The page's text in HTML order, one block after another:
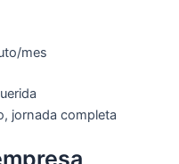
mes
jornada completa